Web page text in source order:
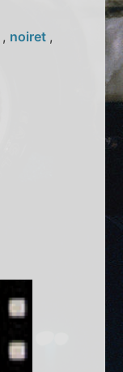
, noiret ,